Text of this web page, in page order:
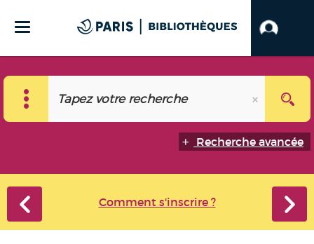
Recherche avancée
Comment s'inscrire ?